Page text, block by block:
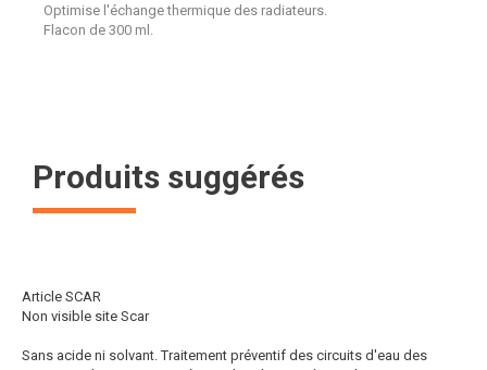
Optimise l'échange thermique des radiateurs.
Flacon de 300 ml.
Produits suggérés
Article SCAR
Non visible site Scar
Sans acide ni solvant. Traitement préventif des circuits d'eau des